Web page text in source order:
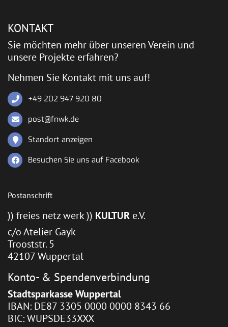
KONTAKT
Sie möchten mehr über unseren Verein und
unsere Projekte erfahren?
Nehmen Sie Kontakt mit uns auf!
+49 202 947 920 80
post@fnwk.de
Standort anzeigen
Besuchen Sie uns auf Facebook
Postanschrift
)) freies netz werk )) KULTUR e.V.
c/o Atelier Gayk
Trooststr. 5
42107 Wuppertal
Konto- & Spendenverbindung
Stadtsparkasse Wuppertal
IBAN: DE87 3305 0000 0000 8343 66
BIC: WUPSDE33XXX